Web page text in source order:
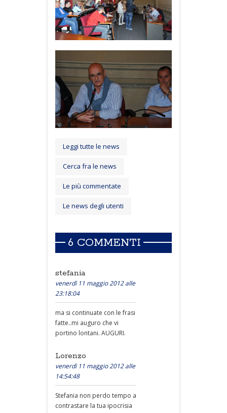
Leggi tutte le news
Cerca fra le news
Le più commentate
Le news degli utenti
6 COMMENTI
stefania
venerdì 11 maggio 2012 alle
23:18:04
ma si continuate con le frasi
fatte..mi auguro che vi
portino lontani. AUGURI.
Lorenzo
venerdì 11 maggio 2012 alle
14:54:48
Stefania non perdo tempo a
contrastare la tua ipocrisia